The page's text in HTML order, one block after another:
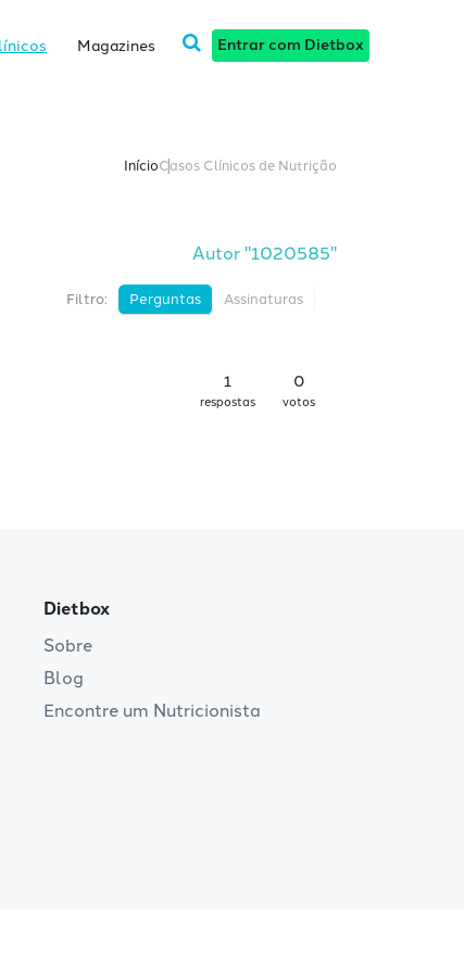
Magazines Entrar com Dietbox
InícioCasos Clínicos de Nutrição
Autor "1020585"
Filtro: Perguntas Assinaturas
1
respostas
0
votos
Dietbox
Sobre
Blog
Encontre um Nutricionista